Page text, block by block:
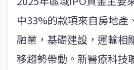
中33%的款項來自房地產
融業，基礎建設，運輸相
移趨勢帶動。新醫療科技